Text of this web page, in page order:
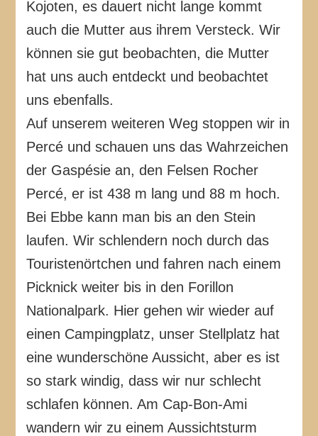
Kojoten, es dauert nicht lange kommt
auch die Mutter aus ihrem Versteck. Wir
können sie gut beobachten, die Mutter
hat uns auch entdeckt und beobachtet
uns ebenfalls.
Auf unserem weiteren Weg stoppen wir in
Percé und schauen uns das Wahrzeichen
der Gaspésie an, den Felsen Rocher
Percé, er ist 438 m lang und 88 m hoch.
Bei Ebbe kann man bis an den Stein
laufen. Wir schlendern noch durch das
Touristenörtchen und fahren nach einem
Picknick weiter bis in den Forillon
Nationalpark. Hier gehen wir wieder auf
einen Campingplatz, unser Stellplatz hat
eine wunderschöne Aussicht, aber es ist
so stark windig, dass wir nur schlecht
schlafen können. Am Cap-Bon-Ami
wandern wir zu einem Aussichtsturm